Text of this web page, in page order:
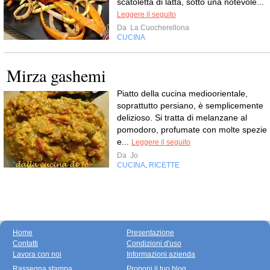
Leggere il seguito
Da La Cuocherellona
CUCINA
Mirza gashemi
Piatto della cucina medioorientale,
soprattutto persiano, è semplicemente
delizioso. Si tratta di melanzane al
pomodoro, profumate con molte spezie
e...
Leggere il seguito
Da Jo
CUCINA RICETTE
Home
Contatti
Lavora con noi
Presentazione
Condizioni d'uso
Informazioni azienda